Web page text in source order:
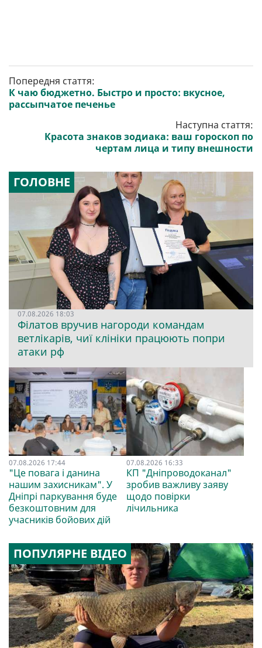
Попередня стаття:
К чаю бюджетно. Быстро и просто: вкусное,
рассыпчатое печенье
Наступна стаття:
Красота знаков зодиака: ваш гороскоп по
чертам лица и типу внешности
ГОЛОВНЕ
07.08.2026 18:03
Філатов вручив нагороди командам
ветлікарів, чиї клініки працюють попри
атаки рф
07.08.2026 17:44
"Це повага і данина
нашим захисникам". У
Дніпрі паркування буде
безкоштовним для
учасників бойових дій
07.08.2026 16:33
КП "Дніпроводоканал"
зробив важливу заяву
щодо повірки
лічильника
ПОПУЛЯРНЕ ВІДЕО